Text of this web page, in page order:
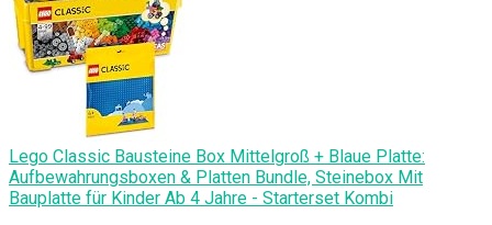
Lego Classic Bausteine Box Mittelgroß + Blaue Platte:
Aufbewahrungsboxen & Platten Bundle, Steinebox Mit
Bauplatte für Kinder Ab 4 Jahre - Starterset Kombi